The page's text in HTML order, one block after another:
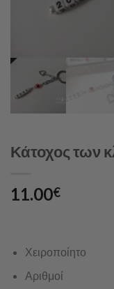
Κάτοχος των
11.00€
Χειροποίητο
Αριθμοί